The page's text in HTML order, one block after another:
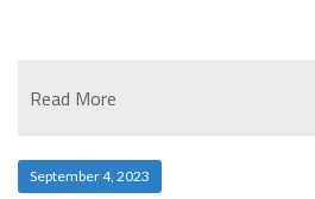
Read More
September 4, 2023